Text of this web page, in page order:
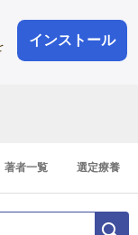
インストール
登録
登録1分
著者一覧 選定療養